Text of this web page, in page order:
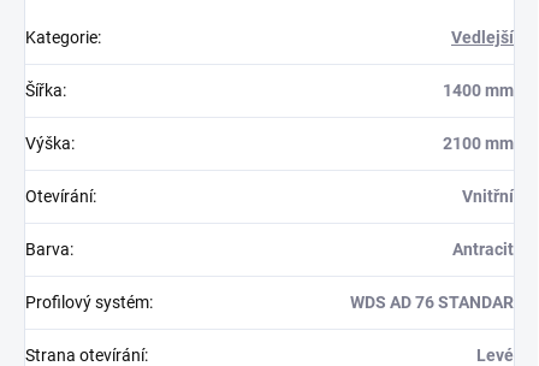
Kategorie: Vedlejší
Šířka: 1400 mm
Výška: 2100 mm
Otevírání: Vnitřní
Barva: Antracit
Profilový systém: WDS AD 76 STANDAR
Strana otevírání: Levé